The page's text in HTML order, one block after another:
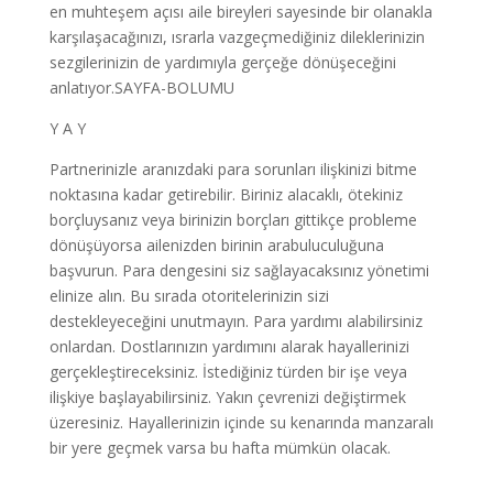
en muhteşem açısı aile bireyleri sayesinde bir olanakla
karşılaşacağınızı, ısrarla vazgeçmediğiniz dileklerinizin
sezgilerinizin de yardımıyla gerçeğe dönüşeceğini
anlatıyor.SAYFA-BOLUMU
Y A Y
Partnerinizle aranızdaki para sorunları ilişkinizi bitme
noktasına kadar getirebilir. Biriniz alacaklı, ötekiniz
borçluysanız veya birinizin borçları gittikçe probleme
dönüşüyorsa ailenizden birinin arabuluculuğuna
başvurun. Para dengesini siz sağlayacaksınız yönetimi
elinize alın. Bu sırada otoritelerinizin sizi
destekleyeceğini unutmayın. Para yardımı alabilirsiniz
onlardan. Dostlarınızın yardımını alarak hayallerinizi
gerçekleştireceksiniz. İstediğiniz türden bir işe veya
ilişkiye başlayabilirsiniz. Yakın çevrenizi değiştirmek
üzeresiniz. Hayallerinizin içinde su kenarında manzaralı
bir yere geçmek varsa bu hafta mümkün olacak.